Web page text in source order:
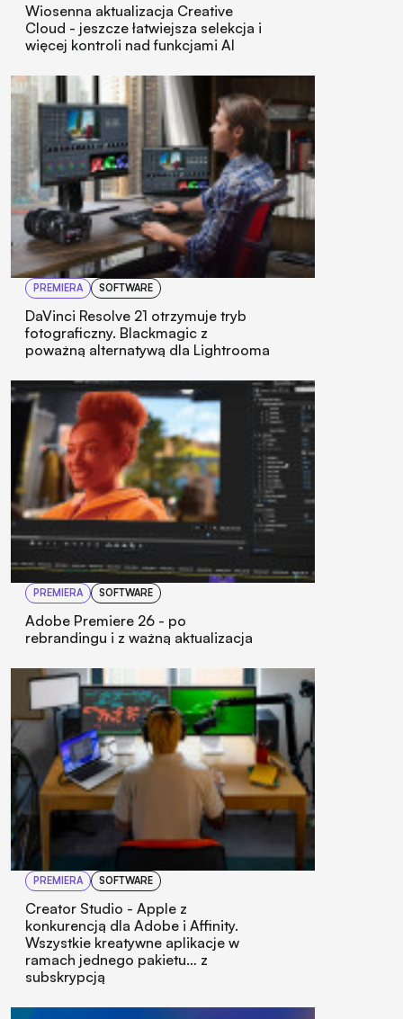
Wiosenna aktualizacja Creative
Cloud - jeszcze łatwiejsza selekcja i
więcej kontroli nad funkcjami AI
PREMIERA SOFTWARE
DaVinci Resolve 21 otrzymuje tryb
fotograficzny. Blackmagic z
poważną alternatywą dla Lightrooma
PREMIERA SOFTWARE
Adobe Premiere 26 - po
rebrandingu i z ważną aktualizacja
PREMIERA SOFTWARE
Creator Studio - Apple z
konkurencją dla Adobe i Affinity.
Wszystkie kreatywne aplikacje w
ramach jednego pakietu… z
subskrypcją